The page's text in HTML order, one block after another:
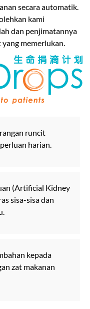
secara automatik.
kami
dan penjimatannya
memerlukan.
runcit
harian.
(Artificial Kidney
sisa-sisa dan
kepada
zat makanan